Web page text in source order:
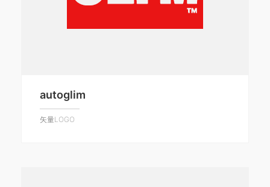
autoglim
矢量LOGO